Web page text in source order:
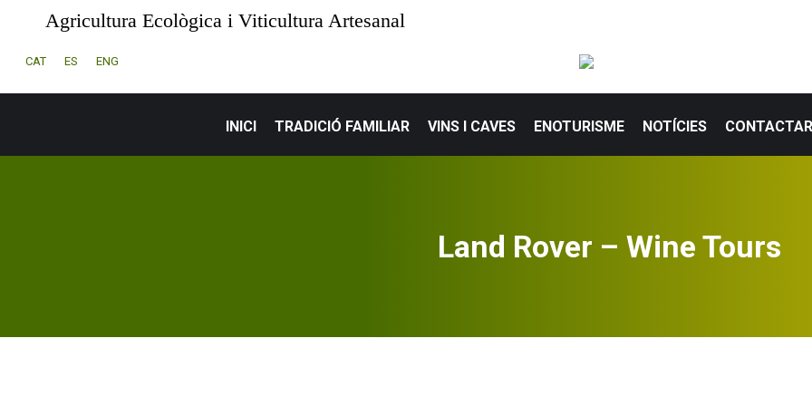
Agricultura Ecològica i Viticultura Artesanal
CAT ES ENG
INICI TRADICIÓ FAMILIAR VINS I CAVES ENOTURISME NOTÍCIES CONTACTAR
Land Rover – Wine Tours